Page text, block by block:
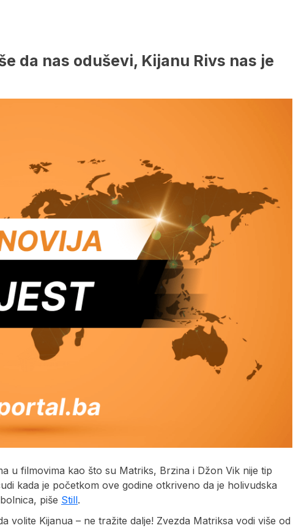
da nas oduševi, Kijanu Rivs nas je
u filmovima kao što su Matriks, Brzina i Džon Vik nije tip
kada je početkom ove godine otkriveno da je holivudska
piše Still.
volite Kijanua – ne tražite dalje! Zvezda Matriksa vodi više od